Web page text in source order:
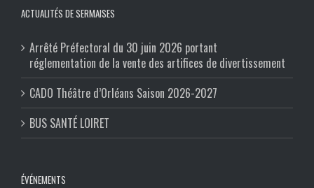
ACTUALITÉS DE SERMAISES
Arrêté Préfectoral du 30 juin 2026 portant
réglementation de la vente des artifices de divertissement
CADO Théâtre d’Orléans Saison 2026-2027
BUS SANTÉ LOIRET
ÉVÉNEMENTS